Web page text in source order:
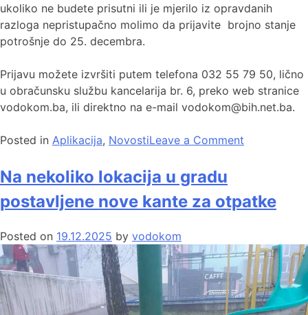
ukoliko ne budete prisutni ili je mjerilo iz opravdanih
razloga nepristupačno molimo da prijavite brojno stanje
potrošnje do 25. decembra.
Prijavu možete izvršiti putem telefona 032 55 79 50, lično
u obračunsku službu kancelarija br. 6, preko web stranice
vodokom.ba, ili direktno na e-mail vodokom@bih.net.ba.
Posted in Aplikacija, NovostiLeave a Comment
Na nekoliko lokacija u gradu
postavljene nove kante za otpatke
Posted on 19.12.2025 by vodokom